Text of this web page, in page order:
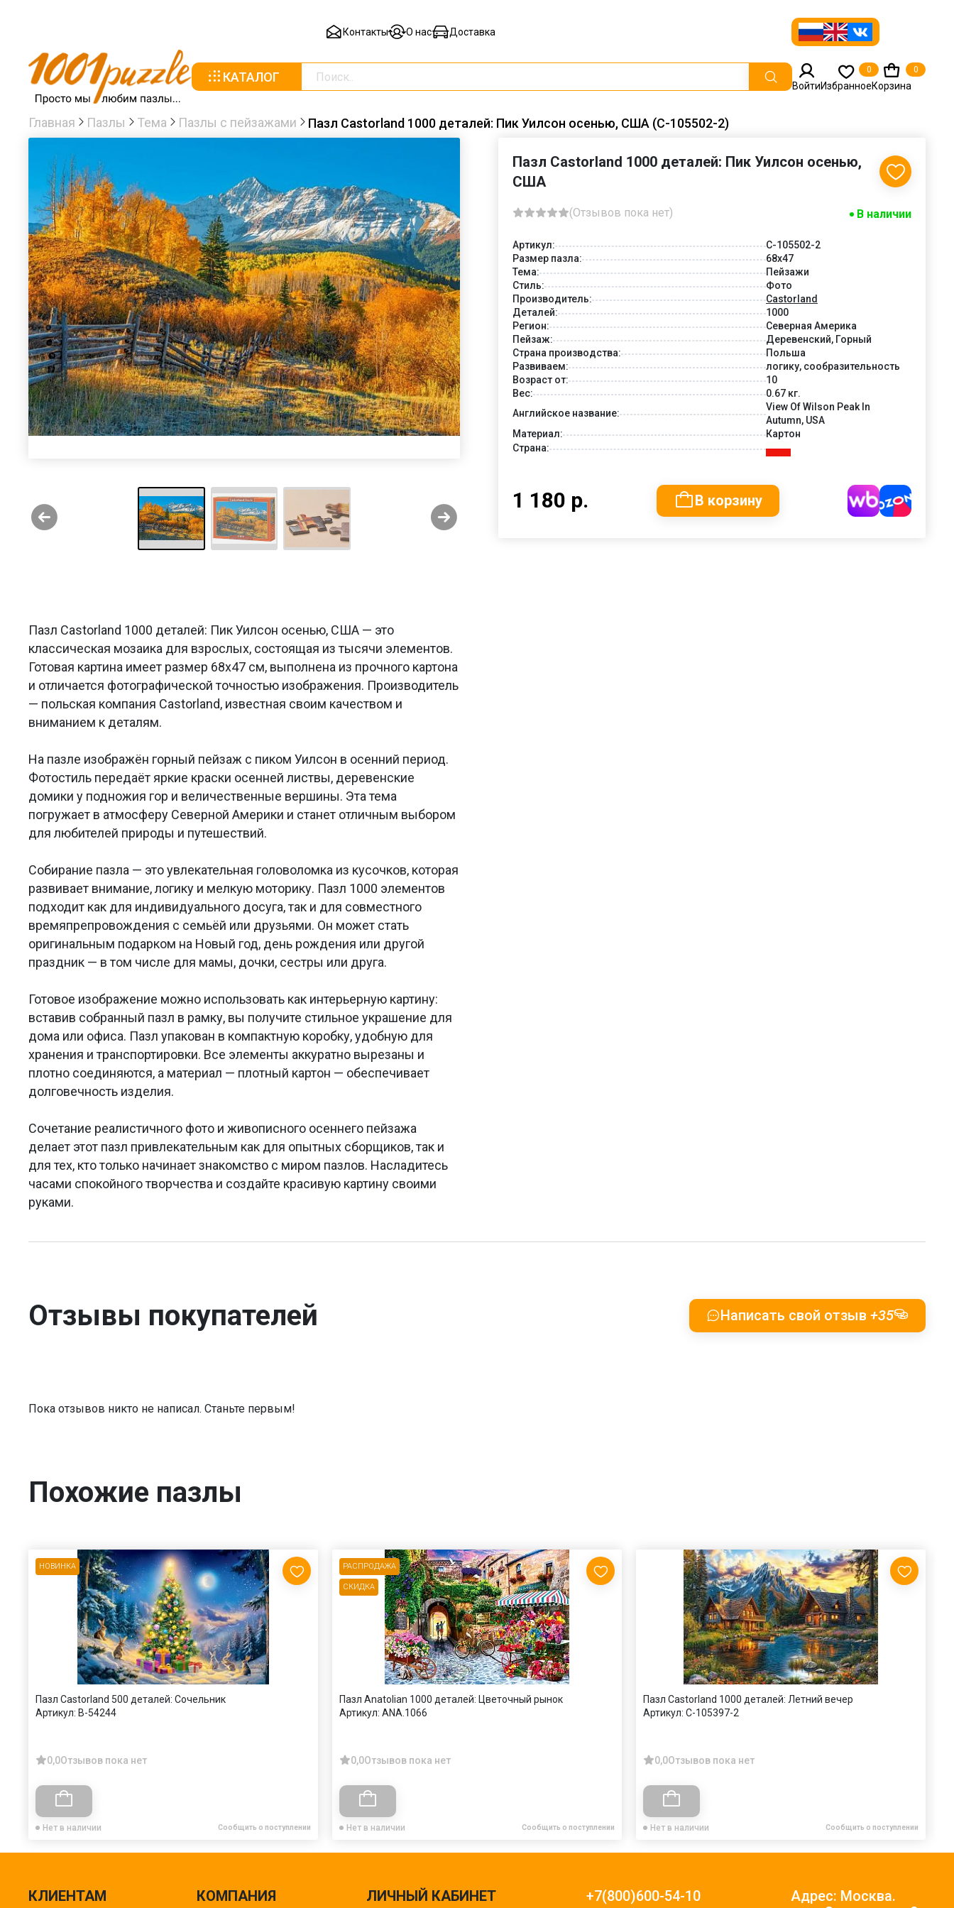
Контакты О нас Доставка
КАТАЛОГ
ВойтиИзбранное
0
Корзина
0
Главная Пазлы Тема Пазлы с пейзажами Пазл Castorland 1000 деталей: Пик Уилсон осенью, США (C-105502-2)
Пазл Castorland 1000 деталей: Пик Уилсон осенью, США — это
классическая мозаика для взрослых, состоящая из тысячи элементов.
Готовая картина имеет размер 68x47 см, выполнена из прочного картона
и отличается фотографической точностью изображения. Производитель
— польская компания Castorland, известная своим качеством и
вниманием к деталям.
На пазле изображён горный пейзаж с пиком Уилсон в осенний период.
Фотостиль передаёт яркие краски осенней листвы, деревенские
домики у подножия гор и величественные вершины. Эта тема
погружает в атмосферу Северной Америки и станет отличным выбором
для любителей природы и путешествий.
Собирание пазла — это увлекательная головоломка из кусочков, которая
развивает внимание, логику и мелкую моторику. Пазл 1000 элементов
подходит как для индивидуального досуга, так и для совместного
времяпрепровождения с семьёй или друзьями. Он может стать
оригинальным подарком на Новый год, день рождения или другой
праздник — в том числе для мамы, дочки, сестры или друга.
Готовое изображение можно использовать как интерьерную картину:
вставив собранный пазл в рамку, вы получите стильное украшение для
дома или офиса. Пазл упакован в компактную коробку, удобную для
хранения и транспортировки. Все элементы аккуратно вырезаны и
плотно соединяются, а материал — плотный картон — обеспечивает
долговечность изделия.
Сочетание реалистичного фото и живописного осеннего пейзажа
делает этот пазл привлекательным как для опытных сборщиков, так и
для тех, кто только начинает знакомство с миром пазлов. Насладитесь
часами спокойного творчества и создайте красивую картину своими
руками.
Пазл Castorland 1000 деталей: Пик Уилсон осенью,
США
(Отзывов пока нет) В наличии
Артикул:
C-105502-2
Размер пазла:
68x47
Тема:
Пейзажи
Стиль:
Фото
Производитель:
Castorland
Деталей:
1000
Регион:
Северная Америка
Пейзаж:
Деревенский, Горный
Страна производства:
Польша
Развиваем:
логику, сообразительность
Возраст от:
10
Вес:
0.67 кг.
Английское название:
View Of Wilson Peak In
Autumn, USA
Материал:
Картон
Страна:
1 180 р. В корзину
Отзывы покупателей Написать свой отзыв +35
Пока отзывов никто не написал. Станьте первым!
Похожие пазлы
НОВИНКА
Пазл Castorland 500 деталей: Сочельник
Артикул: B-54244
0,0Отзывов пока нет
Нет в наличии Сообщить о поступлении
РАСПРОДАЖА
СКИДКА
Пазл Anatolian 1000 деталей: Цветочный рынок
Артикул: ANA.1066
0,0Отзывов пока нет
Нет в наличии Сообщить о поступлении
Пазл Castorland 1000 деталей: Летний вечер
Артикул: C-105397-2
0,0Отзывов пока нет
Нет в наличии Сообщить о поступлении
КЛИЕНТАМ КОМПАНИЯ ЛИЧНЫЙ КАБИНЕТ +7(800)600-54-10
Адрес: Москва.